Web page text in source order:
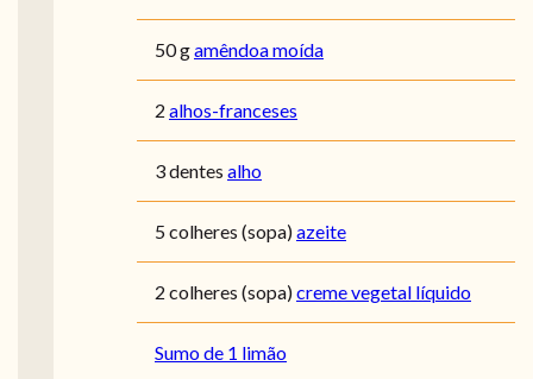
50 gamêndoa moída
2 alhos-franceses
3 dentes alho
5 colheres (sopa)azeite
2 colheres (sopa)creme vegetal líquido
Sumo de 1 limão